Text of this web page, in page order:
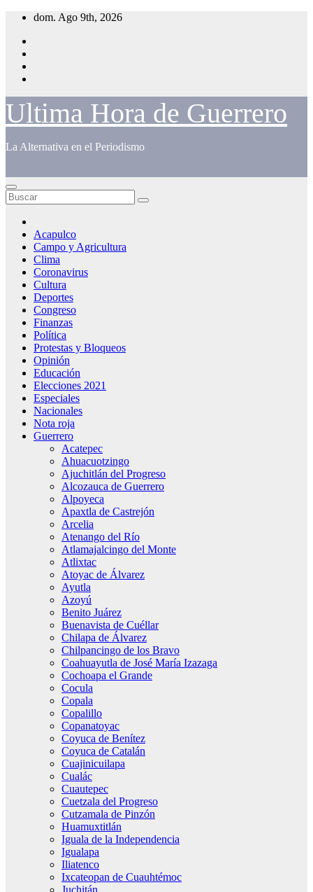
Saltar
contenido
dom. Ago 9th, 2026
Ultima Hora de Guerrero
La Alternativa en el Periodismo
Acapulco
Campo y Agricultura
Clima
Coronavirus
Cultura
Deportes
Congreso
Finanzas
Política
Protestas y Bloqueos
Opinión
Educación
Elecciones 2021
Especiales
Nacionales
Nota roja
Guerrero
Acatepec
Ahuacuotzingo
Ajuchitlán del Progreso
Alcozauca de Guerrero
Alpoyeca
Apaxtla de Castrejón
Arcelia
Atenango del Río
Atlamajalcingo del Monte
Atlixtac
Atoyac de Álvarez
Ayutla
Azoyú
Benito Juárez
Buenavista de Cuéllar
Chilapa de Álvarez
Chilpancingo de los Bravo
Coahuayutla de José María Izazaga
Cochoapa el Grande
Cocula
Copala
Copalillo
Copanatoyac
Coyuca de Benítez
Coyuca de Catalán
Cuajinicuilapa
Cualác
Cuautepec
Cuetzala del Progreso
Cutzamala de Pinzón
Huamuxtitlán
Iguala de la Independencia
Igualapa
Iliatenco
Ixcateopan de Cuauhtémoc
Juchitán